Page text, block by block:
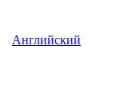
Английский